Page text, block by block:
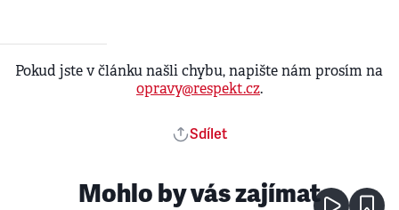
Pokud jste v článku našli chybu, napište nám prosím na
opravy@respekt.cz.
Sdílet
Mohlo by vás zajímat